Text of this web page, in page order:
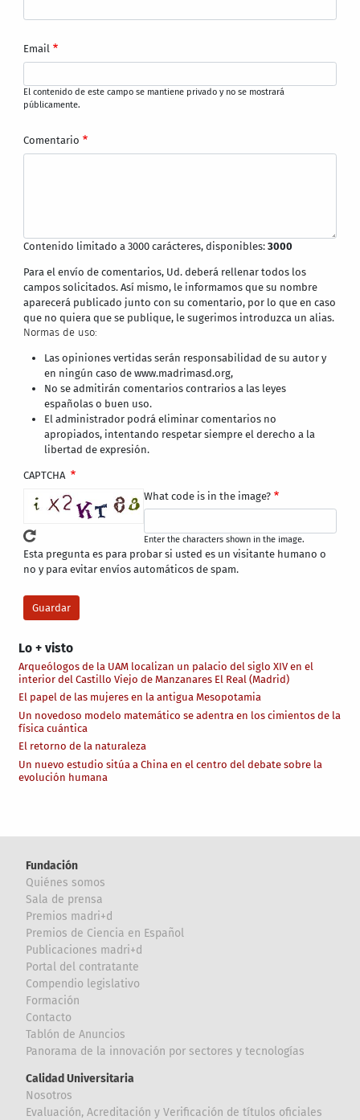
Lo + visto
Arqueólogos de la UAM localizan un palacio del siglo XIV en el
interior del Castillo Viejo de Manzanares El Real (Madrid)
El papel de las mujeres en la antigua Mesopotamia
Un novedoso modelo matemático se adentra en los cimientos de la
física cuántica
El retorno de la naturaleza
Un nuevo estudio sitúa a China en el centro del debate sobre la
evolución humana
Email
El contenido de este campo se mantiene privado y no se mostrará
públicamente.
Comentario
Contenido limitado a 3000 carácteres, disponibles:3000
Para el envío de comentarios, Ud. deberá rellenar todos los
campos solicitados. Así mismo, le informamos que su nombre
aparecerá publicado junto con su comentario, por lo que en caso
que no quiera que se publique, le sugerimos introduzca un alias.
Normas de uso:
Las opiniones vertidas serán responsabilidad de su autor y
en ningún caso de www.madrimasd.org,
No se admitirán comentarios contrarios a las leyes
españolas o buen uso.
El administrador podrá eliminar comentarios no
apropiados, intentando respetar siempre el derecho a la
libertad de expresión.
CAPTCHA
What code is in the image?
Enter the characters shown in the image.
Esta pregunta es para probar si usted es un visitante humano o
no y para evitar envíos automáticos de spam.
Fundación
Quiénes somos
Sala de prensa
Premios madri+d
Premios de Ciencia en Español
Publicaciones madri+d
Portal del contratante
Compendio legislativo
Formación
Contacto
Tablón de Anuncios
Panorama de la innovación por sectores y tecnologías
Calidad Universitaria
Nosotros
Evaluación, Acreditación y Verificación de títulos oficiales